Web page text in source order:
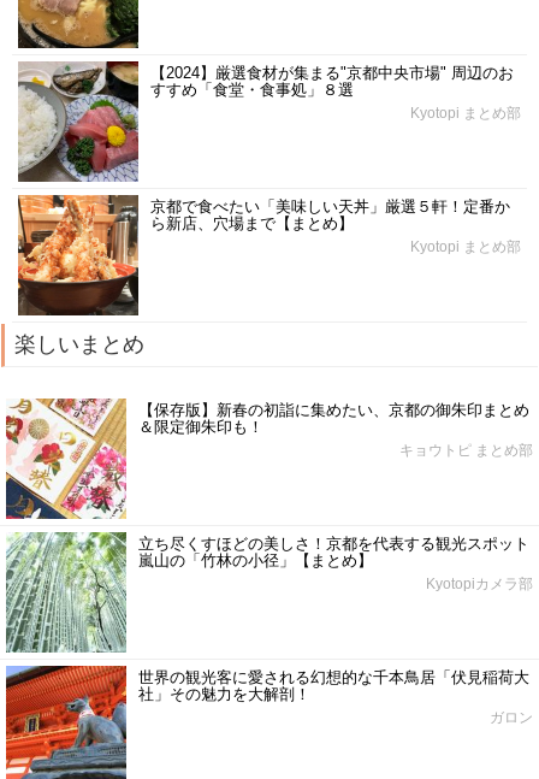
【2024】厳選食材が集まる"京都中央市場" 周辺のお
すすめ「食堂・食事処」８選
Kyotopi まとめ部
京都で食べたい「美味しい天丼」厳選５軒！定番か
ら新店、穴場まで【まとめ】
Kyotopi まとめ部
楽しいまとめ
【保存版】新春の初詣に集めたい、京都の御朱印まとめ
＆限定御朱印も！
キョウトピ まとめ部
立ち尽くすほどの美しさ！京都を代表する観光スポット
嵐山の「竹林の小径」【まとめ】
Kyotopiカメラ部
世界の観光客に愛される幻想的な千本鳥居「伏見稲荷大
社」その魅力を大解剖！
ガロン